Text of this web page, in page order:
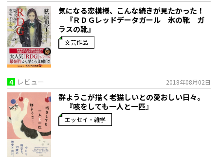
気になる恋模様、こんな続きが見たかった！
『ＲＤＧレッドデータガール 氷の靴 ガ
ラスの靴』
文芸作品
4 レビュー 2018年08月02日
群ようこが描く老猫しいとの愛おしい日々。
『咳をしても一人と一匹』
エッセイ・雑学